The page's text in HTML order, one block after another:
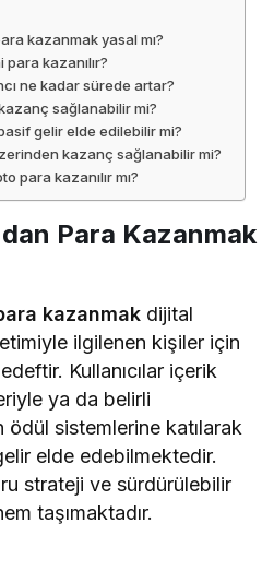
kazanmak yasal mı?
kazanılır?
ne kadar sürede artar?
sağlanabilir mi?
gelir elde edilebilir mi?
kazanç sağlanabilir mi?
para kazanılır mı?
Para Kazanmak
kazanmak dijital
ilgilenen kişiler için
Kullanıcılar içerik
ya da belirli
sistemlerine katılarak
elde edebilmektedir.
strateji ve sürdürülebilir
taşımaktadır.